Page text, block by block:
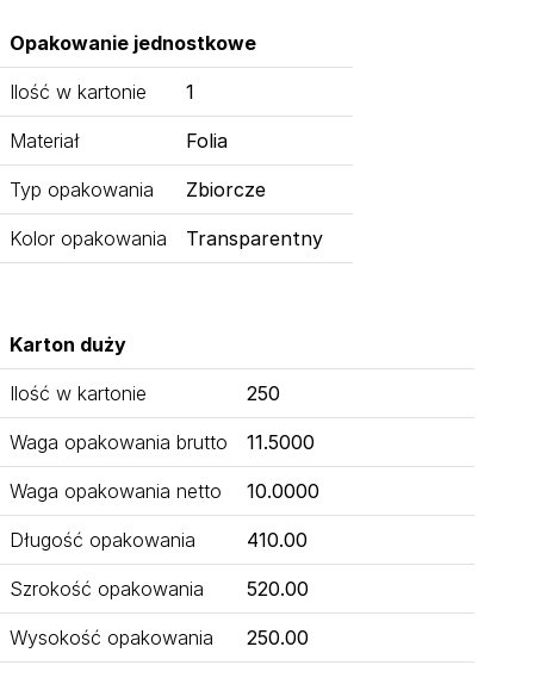
Opakowanie jednostkowe
Ilość w kartonie 1
Materiał Folia
Typ opakowania Zbiorcze
Kolor opakowania Transparentny
Karton duży
Ilość w kartonie 250
Waga opakowania brutto 11.5000
Waga opakowania netto 10.0000
Długość opakowania 410.00
Szrokość opakowania 520.00
Wysokość opakowania 250.00